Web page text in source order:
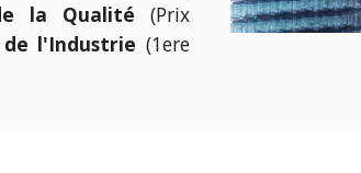
la Qualité (Prix
l'Industrie (1ere